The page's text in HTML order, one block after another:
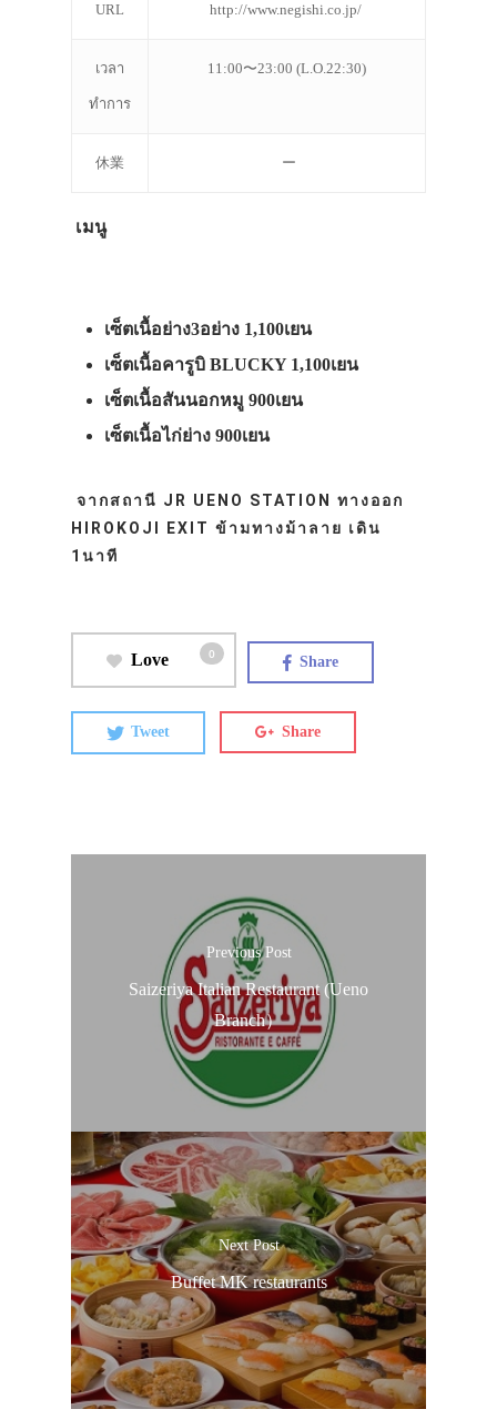
URL http://www.negishi.co.jp/
เวลา
ทำการ
11:00〜23:00 (L.O.22:30)
休業 ー
เมนู
เซ็ตเนื้อย่าง3อย่าง 1,100เยน
เซ็ตเนื้อคารูบิ BLUCKY 1,100เยน
เซ็ตเนื้อสันนอกหมู 900เยน
เซ็ตเนื้อไก่ย่าง 900เยน
จากสถานี JR UENO STATION ทางออก
HIROKOJI EXIT ข้ามทางม้าลาย เดิน
1นาที
Love 0 Share
Tweet Share
Previous Post
Saizeriya Italian Restaurant (Ueno
Branch）
Next Post
Buffet MK restaurants